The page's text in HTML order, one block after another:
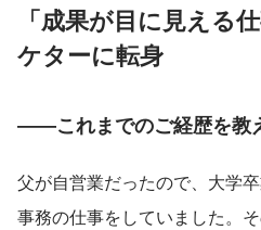
「成果が目に見える
ケターに転身
――これまでのご経歴を教
父が自営業だったので、大学
事務の仕事をしていました。